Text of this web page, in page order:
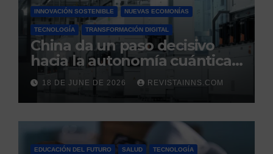
INNOVACIÓN SOSTENIBLE NUEVAS ECOMONÍAS
TECNOLOGÍA TRANSFORMACIÓN DIGITAL
China da un paso decisivo
hacia la autonomía cuántica:
produce por primera vez el
silicio ultrapuro que sus
competidores controlaban
18 DE JUNE DE 2026 REVISTAINNS.COM
EDUCACIÓN DEL FUTURO SALUD TECNOLOGÍA